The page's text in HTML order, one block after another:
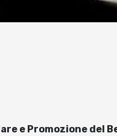
e Promozione del